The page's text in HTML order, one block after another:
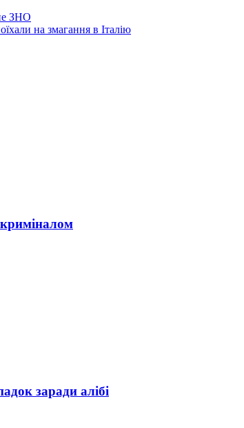
ЗНО
на змагання в Італію
заради алібі